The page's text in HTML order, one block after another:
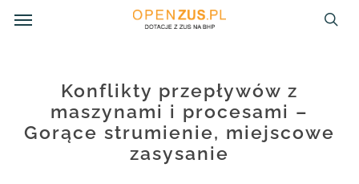
Skip
Konflikty przepływów z
maszynami i procesami –
Gorące strumienie, miejscowe
zasysanie